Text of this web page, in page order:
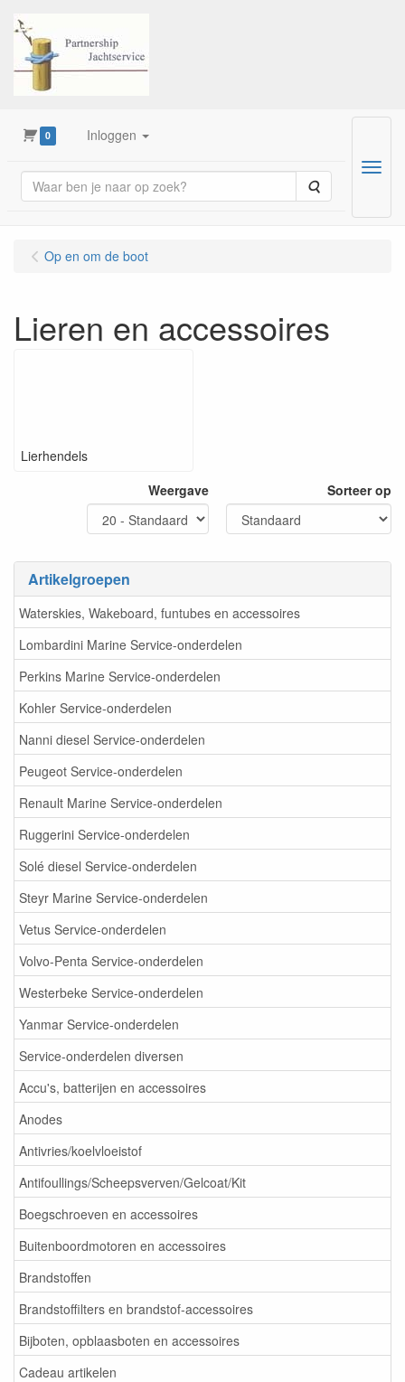
0 Inloggen
Zoeken
Menu
Artikelgroepen
Waterskies, Wakeboard, funtubes en accessoires
Lombardini Marine Service-onderdelen
Perkins Marine Service-onderdelen
Kohler Service-onderdelen
Nanni diesel Service-onderdelen
Peugeot Service-onderdelen
Renault Marine Service-onderdelen
Ruggerini Service-onderdelen
Solé diesel Service-onderdelen
Steyr Marine Service-onderdelen
Vetus Service-onderdelen
Volvo-Penta Service-onderdelen
Westerbeke Service-onderdelen
Yanmar Service-onderdelen
Service-onderdelen diversen
Accu's, batterijen en accessoires
Anodes
Antivries/koelvloeistof
Antifoullings/Scheepsverven/Gelcoat/Kit
Boegschroeven en accessoires
Buitenboordmotoren en accessoires
Brandstoffen
Brandstoffilters en brandstof-accessoires
Bijboten, opblaasboten en accessoires
Cadeau artikelen
Op en om de boot
Lieren en accessoires
Lierhendels
Weergave
Sorteer op